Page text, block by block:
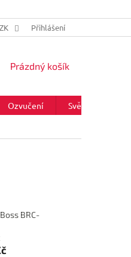
Přihlášení
NÁKUPNÍ
Prázdný košík
Ozvučení Světla
BRC-